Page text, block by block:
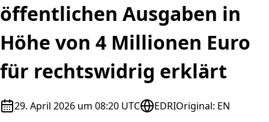
öffentlichen Ausgaben in
Höhe von 4 Millionen Euro
für rechtswidrig erklärt
29. April 2026 um 08:20 UTC EDRIOriginal: EN